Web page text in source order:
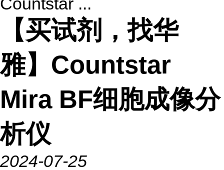
【买试剂，找华
雅】Countstar
Mira BF细胞成像分
析仪
2024-07-25